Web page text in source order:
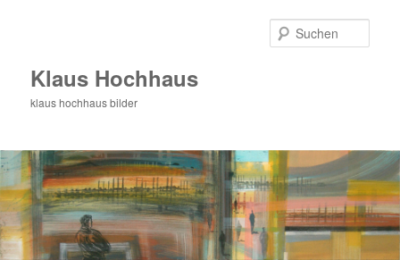
Klaus Hochhaus
klaus hochhaus bilder